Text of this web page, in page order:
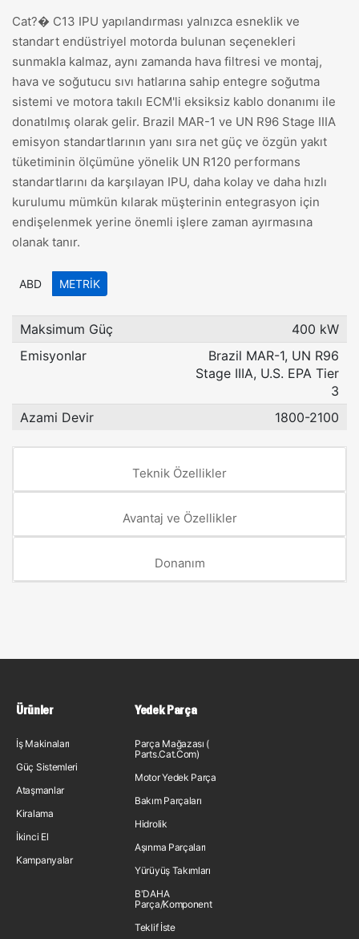
Cat?� C13 IPU yapılandırması yalnızca esneklik ve
standart endüstriyel motorda bulunan seçenekleri
sunmakla kalmaz, aynı zamanda hava filtresi ve montaj,
hava ve soğutucu sıvı hatlarına sahip entegre soğutma
sistemi ve motora takılı ECM'li eksiksiz kablo donanımı ile
donatılmış olarak gelir. Brazil MAR-1 ve UN R96 Stage IIIA
emisyon standartlarının yanı sıra net güç ve özgün yakıt
tüketiminin ölçümüne yönelik UN R120 performans
standartlarını da karşılayan IPU, daha kolay ve daha hızlı
kurulumu mümkün kılarak müşterinin entegrasyon için
endişelenmek yerine önemli işlere zaman ayırmasına
olanak tanır.
ABD METRIK
Maksimum Güç
400 kW
Emisyonlar
Brazil MAR-1, UN R96
Stage IIIA, U.S. EPA Tier
3
Azami Devir
1800-2100
Teknik Özellikler
Avantaj ve Özellikler
Donanım
Ürünler
İş Makinaları
Güç Sistemleri
Ataşmanlar
Kiralama
İkinci El
Kampanyalar
Yedek Parça
Parça Mağazası (
Parts.Cat.Com)
Motor Yedek Parça
Bakım Parçaları
Hidrolik
Aşınma Parçaları
Yürüyüş Takımları
B'DAHA
Parça/Komponent
Teklif İste